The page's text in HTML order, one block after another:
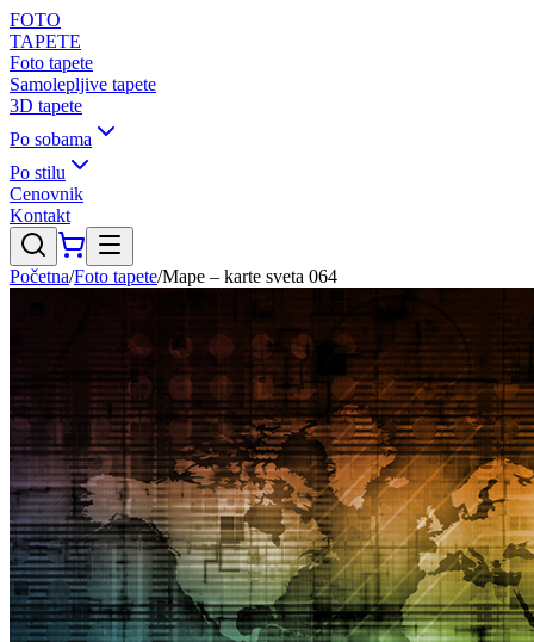
FOTO
TAPETE
Foto tapete
Samolepljive tapete
3D tapete
Po sobama
Po stilu
Cenovnik
Kontakt
Početna/Foto tapete/Mape – karte sveta 064